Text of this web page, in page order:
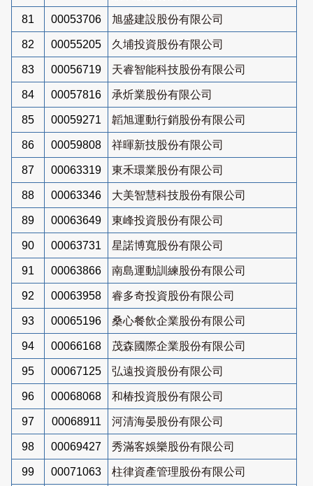
81 00053706 旭盛建設股份有限公司
82 00055205 久埔投資股份有限公司
83 00056719 天睿智能科技股份有限公司
84 00057816 承炘業股份有限公司
85 00059271 韜旭運動行銷股份有限公司
86 00059808 祥暉新技股份有限公司
87 00063319 東禾環業股份有限公司
88 00063346 大美智慧科技股份有限公司
89 00063649 東峰投資股份有限公司
90 00063731 星諾博寬股份有限公司
91 00063866 南島運動訓練股份有限公司
92 00063958 睿多奇投資股份有限公司
93 00065196 桑心餐飲企業股份有限公司
94 00066168 茂森國際企業股份有限公司
95 00067125 弘遠投資股份有限公司
96 00068068 和椿投資股份有限公司
97 00068911 河清海晏股份有限公司
98 00069427 秀滿客娛樂股份有限公司
99 00071063 柱律資產管理股份有限公司